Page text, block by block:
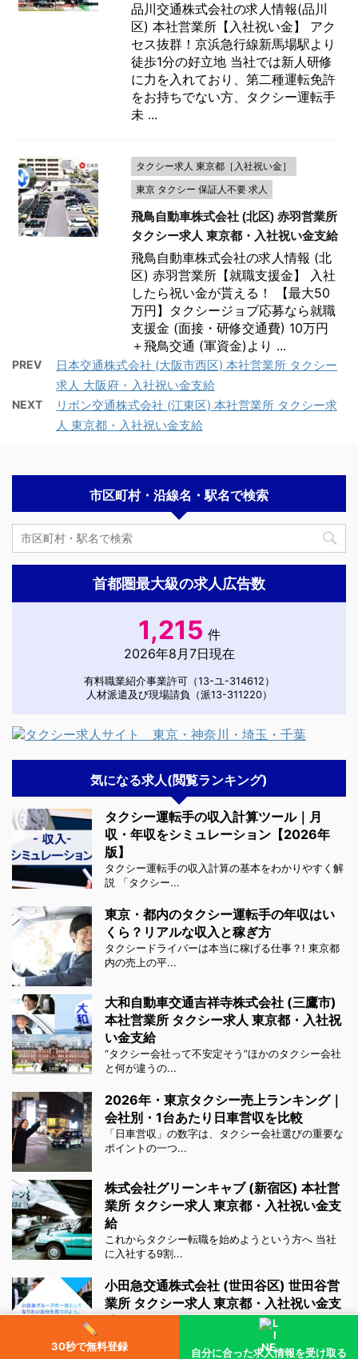
品川交通株式会社の求人情報(品川
区) 本社営業所【入社祝い金】 アク
セス抜群！京浜急行線新馬場駅より
徒歩1分の好立地 当社では新人研修
に力を入れており、第二種運転免許
をお持ちでない方、タクシー運転手
未 ...
タクシー求人 東京都［入社祝い金］
東京 タクシー 保証人不要 求人
飛鳥自動車株式会社 (北区) 赤羽営業所
タクシー求人 東京都・入社祝い金支給
飛鳥自動車株式会社の求人情報 (北
区) 赤羽営業所【就職支援金】 入社
したら祝い金が貰える！ 【最大50
万円】タクシージョブ応募なら就職
支援金 (面接・研修交通費) 10万円
＋飛鳥交通 (軍資金)より ...
PREV
日本交通株式会社 (大阪市西区) 本社営業所 タクシー
求人 大阪府・入社祝い金支給
NEXT
リボン交通株式会社 (江東区) 本社営業所 タクシー求
人 東京都・入社祝い金支給
市区町村・沿線名・駅名で検索
首都圏最大級の求人広告数
1,215 件
2026年8月7日現在
有料職業紹介事業許可（13-ユ-314612）
人材派遣及び現場請負（派13-311220）
気になる求人(閲覧ランキング)
タクシー運転手の収入計算ツール｜月
収・年収をシミュレーション【2026年
版】
タクシー運転手の収入計算の基本をわかりやすく解
説 「タクシー...
東京・都内のタクシー運転手の年収はい
くら？リアルな収入と稼ぎ方
タクシードライバーは本当に稼げる仕事？! 東京都
内の売上の平...
大和自動車交通吉祥寺株式会社 (三鷹市)
本社営業所 タクシー求人 東京都・入社祝
い金支給
“タクシー会社って不安定そう”ほかのタクシー会社
と何が違うの...
2026年・東京タクシー売上ランキング｜
会社別・1台あたり日車営収を比較
「日車営収」の数字は、タクシー会社選びの重要な
ポイントの一つ...
株式会社グリーンキャブ (新宿区) 本社営
業所 タクシー求人 東京都・入社祝い金支
給
これからタクシー転職を始めようという方へ 当社
に入社する9割...
小田急交通株式会社 (世田谷区) 世田谷営
業所 タクシー求人 東京都・入社祝い金支
安定した小田急グループの小田急交通が未経験を全
面的にサポート...
30秒で無料登録
自分に合った求人情報を受け取る